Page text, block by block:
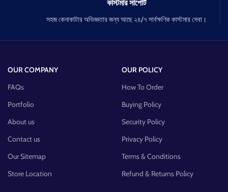
কাস্টমার সাপোর্ট
সহজ কেনাকাটার অভিজ্ঞতার জন্য আছে ২৪/৭ সার্বক্ষণিক কাস্টমার সেবা।
OUR COMPANY
FAQs
Portfolio
About us
Contact us
Our Sitemap
Store Location
OUR POLICY
How To Order
Buying Policy
Security Policy
Privacy Policy
Terms & Conditions
Refund & Returns Policy